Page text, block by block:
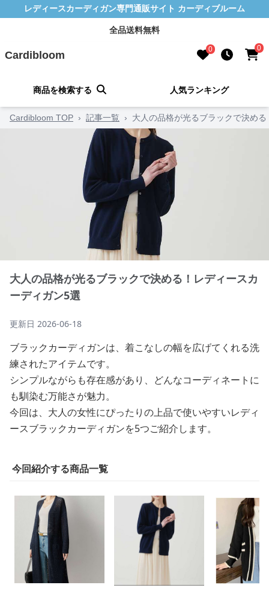
レディースカーディガン専門通販サイト カーディブルーム
全品送料無料
Cardibloom 0 0
商品を検索する 人気ランキング
Cardibloom TOP › 記事一覧 › 大人の品格が光るブラックで決め
大人の品格が光るブラックで決める！レディースカ
ーディガン5選
更新日 2026-06-18
ブラックカーディガンは、着こなしの幅を広げてくれる洗
練されたアイテムです。
シンプルながらも存在感があり、どんなコーディネートに
も馴染む万能さが魅力。
今回は、大人の女性にぴったりの上品で使いやすいレディ
ースブラックカーディガンを5つご紹介します。
今回紹介する商品一覧